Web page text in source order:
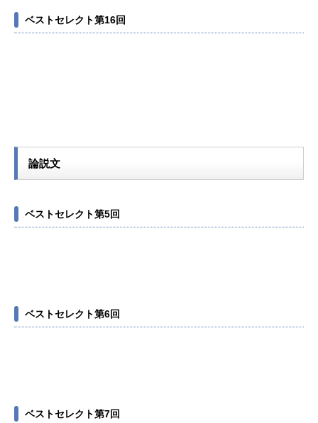
ベストセレクト第16回
論説文
ベストセレクト第5回
ベストセレクト第6回
ベストセレクト第7回